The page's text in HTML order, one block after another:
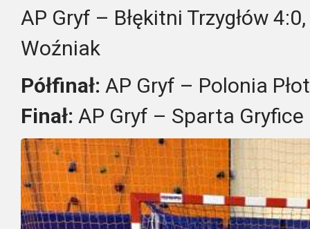
AP Gryf – Błękitni Trzygłów
Woźniak
Półfinał: AP Gryf – Polonia
Finał: AP Gryf – Sparta